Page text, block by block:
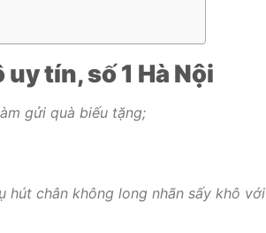
tín, số 1 Hà Nội
gửi quà biếu tặng;
hút chân không long nhãn sấy khô với